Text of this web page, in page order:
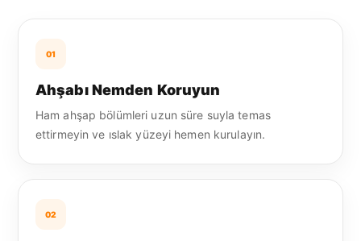
01
Ahşabı Nemden Koruyun
Ham ahşap bölümleri uzun süre suyla temas
ettirmeyin ve ıslak yüzeyi hemen kurulayın.
02